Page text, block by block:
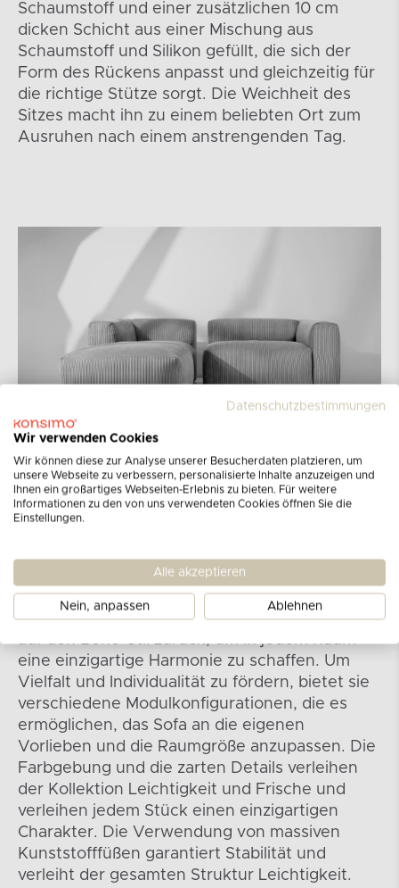
Schaumstoff und einer zusätzlichen 10 cm
dicken Schicht aus einer Mischung aus
Schaumstoff und Silikon gefüllt, die sich der
Form des Rückens anpasst und gleichzeitig für
die richtige Stütze sorgt. Die Weichheit des
Sitzes macht ihn zu einem beliebten Ort zum
Ausruhen nach einem anstrengenden Tag.
Die Kollektion der modularen Sofas und
Ecksofas und Sessel betont nicht nur
Modernität und Eleganz, sondern greift auch
auf den Boho-Stil zurück, um in jedem Raum
eine einzigartige Harmonie zu schaffen. Um
Vielfalt und Individualität zu fördern, bietet sie
verschiedene Modulkonfigurationen, die es
ermöglichen, das Sofa an die eigenen
Vorlieben und die Raumgröße anzupassen. Die
Farbgebung und die zarten Details verleihen
der Kollektion Leichtigkeit und Frische und
verleihen jedem Stück einen einzigartigen
Charakter. Die Verwendung von massiven
Kunststofffüßen garantiert Stabilität und
verleiht der gesamten Struktur Leichtigkeit.
Datenschutzbestimmungen
Wir verwenden Cookies
Wir können diese zur Analyse unserer Besucherdaten platzieren, um
unsere Webseite zu verbessern, personalisierte Inhalte anzuzeigen und
Ihnen ein großartiges Webseiten-Erlebnis zu bieten. Für weitere
Informationen zu den von uns verwendeten Cookies öffnen Sie die
Einstellungen.
Alle akzeptieren
Nein, anpassen Ablehnen